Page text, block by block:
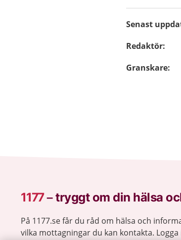
Senast
Redaktör:
Granskare:
1177–tryggt om din hälsa
På 1177.se får du råd om hälsa och
vilka mottagningar du kan kontakta.